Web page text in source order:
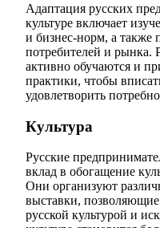
Адаптация русских
культуре включает
и бизнес-норм, а также
потребителей и рынка.
активно обучаются и
практики, чтобы
удовлетворить
Культура
Русские
вклад в обогащение
Они организуют
выставки,
русской культурой и